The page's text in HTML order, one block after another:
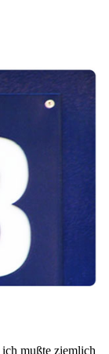
mußte ziemlich